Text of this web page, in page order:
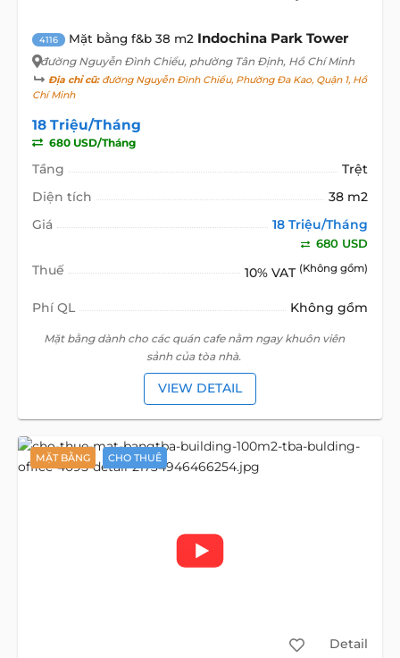
4116 Mặt bằng f&b 38 m2 Indochina Park Tower
đường Nguyễn Đình Chiểu, phường Tân Định, Hồ Chí Minh
Địa chỉ cũ:đường Nguyễn Đình Chiểu, Phường Đa Kao, Quận 1, Hồ
Chí Minh
18 Triệu/Tháng
680 USD/Tháng
Tầng
Trệt
Diện tích
38 m2
Giá
18 Triệu/Tháng
680 USD
Thuế 10% VAT (Không gồm)
Phí QL Không gồm
Mặt bằng dành cho các quán cafe nằm ngay khuôn viên
sảnh của tòa nhà.
VIEW DETAIL
MẶT BẰNG CHO THUÊ
Detail